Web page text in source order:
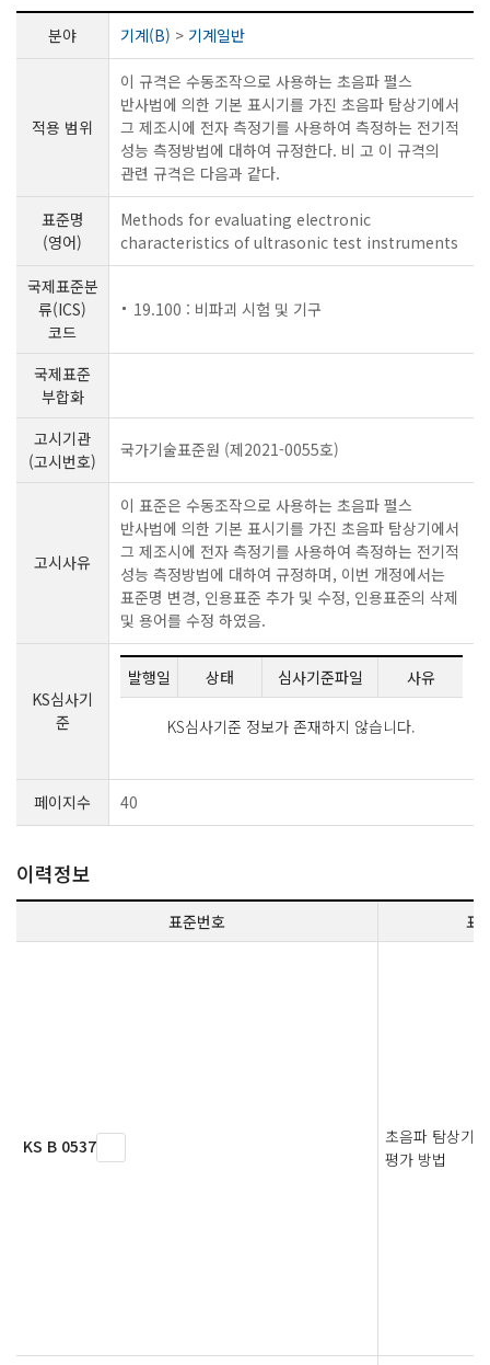
분야 기계(B) > 기계일반
적용 범위
이 규격은 수동조작으로 사용하는 초음파 펄스
반사법에 의한 기본 표시기를 가진 초음파 탐상기에서
그 제조시에 전자 측정기를 사용하여 측정하는 전기적
성능 측정방법에 대하여 규정한다. 비 고 이 규격의
관련 규격은 다음과 같다.
표준명
(영어)
Methods for evaluating electronic
characteristics of ultrasonic test instruments
국제표준분
류(ICS)
코드
19.100 : 비파괴 시험 및 기구
국제표준
부합화
고시기관
(고시번호)
국가기술표준원 (제2021-0055호)
고시사유
이 표준은 수동조작으로 사용하는 초음파 펄스
반사법에 의한 기본 표시기를 가진 초음파 탐상기에서
그 제조시에 전자 측정기를 사용하여 측정하는 전기적
성능 측정방법에 대하여 규정하며, 이번 개정에서는
표준명 변경, 인용표준 추가 및 수정, 인용표준의 삭제
및 용어를 수정 하였음.
KS심사기
준
발행일 상태 심사기준파일 사유
KS심사기준 정보가 존재하지 않습니다.
페이지수 40
이력정보
표준번호 표
KS B 0537
초음파 탐상기
평가 방법